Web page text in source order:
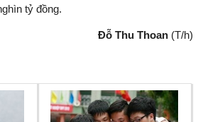
tỷ đồng.
Đỗ Thu Thoan (T/h)